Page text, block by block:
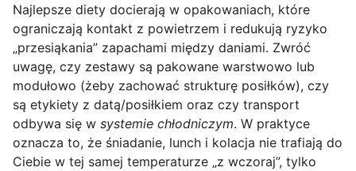
Najlepsze diety docierają w opakowaniach, które
ograniczają kontakt z powietrzem i redukują ryzyko
„przesiąkania” zapachami między daniami. Zwróć
uwagę, czy zestawy są pakowane warstwowo lub
modułowo (żeby zachować strukturę posiłków), czy
są etykiety z datą/posiłkiem oraz czy transport
odbywa się w systemie chłodniczym. W praktyce
oznacza to, że śniadanie, lunch i kolacja nie trafiają do
Ciebie w tej samej temperaturze „z wczoraj”, tylko